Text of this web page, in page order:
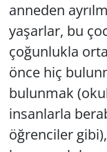
anneden
yaşarlar, bu
çoğunlukla
önce hiç
bulunmak
insanlarla
öğrenciler